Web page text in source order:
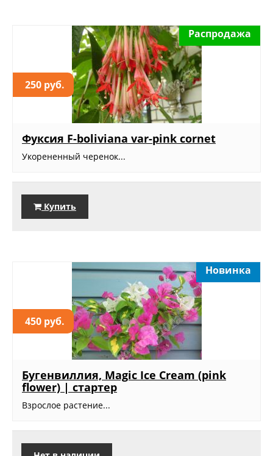
250 руб.
Распродажа
Фуксия F-boliviana var-pink cornet
Укорененный черенок...
Купить
450 руб.
Новинка
Бугенвиллия, Magic Ice Cream (pink
flower) | стартер
Взрослое растение...